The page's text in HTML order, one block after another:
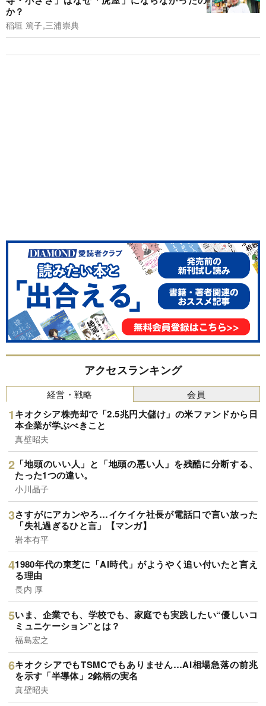
か？
稲垣 篤子,三浦崇典
アクセスランキング
経営・戦略
キオクシア株売却で「2.5兆円大儲け」の米ファンドから日
本企業が学ぶべきこと
真壁昭夫
「地頭のいい人」と「地頭の悪い人」を残酷に分断する、
たった1つの違い。
小川晶子
さすがにアカンやろ…イケイケ社長が電話口で言い放った
「失礼過ぎるひと言」【マンガ】
岩本有平
1980年代の東芝に「AI時代」がようやく追い付いたと言え
る理由
長内 厚
いま、企業でも、学校でも、家庭でも実践したい“優しいコ
ミュニケーション”とは？
福島宏之
キオクシアでもTSMCでもありません…AI相場急落の前兆
を示す「半導体」2銘柄の実名
真壁昭夫
会員